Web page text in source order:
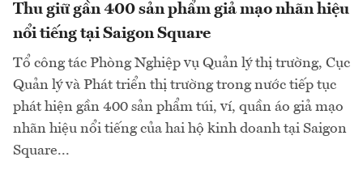
Thu giữ gần 400 sản phẩm giả mạo nhãn hiệu
nổi tiếng tại Saigon Square
Tổ công tác Phòng Nghiệp vụ Quản lý thị trường, Cục
Quản lý và Phát triển thị trường trong nước tiếp tục
phát hiện gần 400 sản phẩm túi, ví, quần áo giả mạo
nhãn hiệu nổi tiếng của hai hộ kinh doanh tại Saigon
Square...